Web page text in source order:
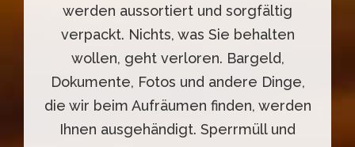
werden aussortiert und sorgfältig
verpackt. Nichts, was Sie behalten
wollen, geht verloren. Bargeld,
Dokumente, Fotos und andere Dinge,
die wir beim Aufräumen finden, werden
Ihnen ausgehändigt. Sperrmüll und